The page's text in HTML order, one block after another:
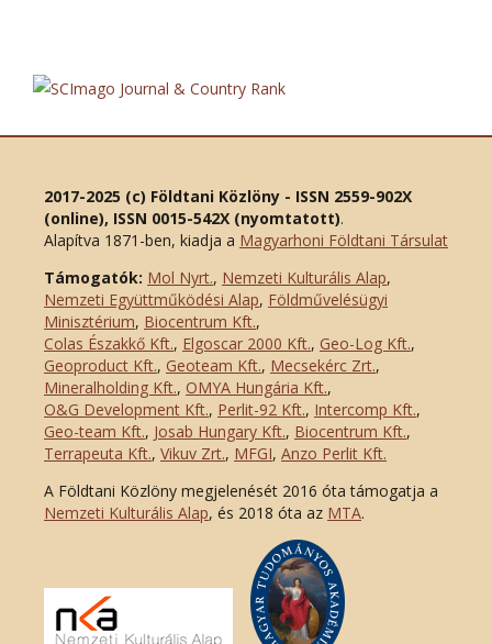
2017-2025 (c) Földtani Közlöny - ISSN 2559-902X
(online), ISSN 0015-542X (nyomtatott).
Alapítva 1871-ben, kiadja a Magyarhoni Földtani Társulat
Támogatók: Mol Nyrt., Nemzeti Kulturális Alap,
Nemzeti Együttműködési Alap, Földművelésügyi
Minisztérium, Biocentrum Kft.,
Colas Északkő Kft., Elgoscar 2000 Kft., Geo-Log Kft.,
Geoproduct Kft., Geoteam Kft., Mecsekérc Zrt.,
Mineralholding Kft., OMYA Hungária Kft.,
O&G Development Kft., Perlit-92 Kft., Intercomp Kft.,
Geo-team Kft., Josab Hungary Kft., Biocentrum Kft.,
Terrapeuta Kft., Vikuv Zrt., MFGI, Anzo Perlit Kft.
A Földtani Közlöny megjelenését 2016 óta támogatja a
Nemzeti Kulturális Alap, és 2018 óta az MTA.